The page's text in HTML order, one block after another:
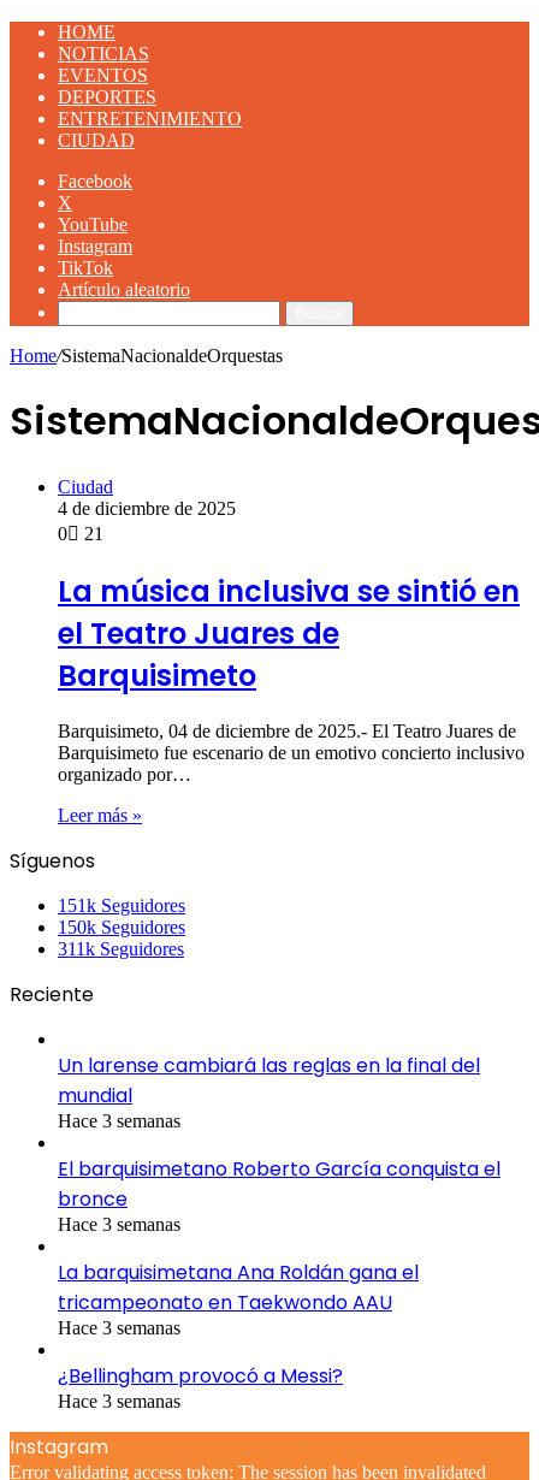
HOME
NOTICIAS
EVENTOS
DEPORTES
ENTRETENIMIENTO
CIUDAD
Facebook
X
YouTube
Instagram
TikTok
Artículo aleatorio
Home/SistemaNacionaldeOrquestas
Ciudad
4 de diciembre de 2025
0
21
La música inclusiva se sintió en
el Teatro Juares de
Barquisimeto
Barquisimeto, 04 de diciembre de 2025.- El Teatro Juares de
Barquisimeto fue escenario de un emotivo concierto inclusivo
organizado por…
Leer más »
Síguenos
151k Seguidores
150k Seguidores
311k Seguidores
Reciente
Un larense cambiará las reglas en la final del
mundial
Hace 3 semanas
El barquisimetano Roberto García conquista el
bronce
Hace 3 semanas
La barquisimetana Ana Roldán gana el
tricampeonato en Taekwondo AAU
Hace 3 semanas
¿Bellingham provocó a Messi?
Hace 3 semanas
Instagram
Error validating access token: The session has been invalidated